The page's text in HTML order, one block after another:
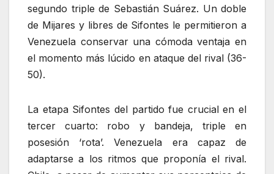
segundo triple de Sebastián Suárez. Un doble
de Mijares y libres de Sifontes le permitieron a
Venezuela conservar una cómoda ventaja en
el momento más lúcido en ataque del rival (36-
50).
La etapa Sifontes del partido fue crucial en el
tercer cuarto: robo y bandeja, triple en
posesión ‘rota’. Venezuela era capaz de
adaptarse a los ritmos que proponía el rival.